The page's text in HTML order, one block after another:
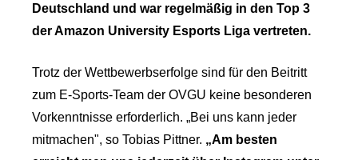
Deutschland und war regelmäßig in den Top 3
der Amazon University Esports Liga vertreten.
Trotz der Wettbewerbserfolge sind für den Beitritt
zum E-Sports-Team der OVGU keine besonderen
Vorkenntnisse erforderlich. „Bei uns kann jeder
mitmachen", so Tobias Pittner. „Am besten